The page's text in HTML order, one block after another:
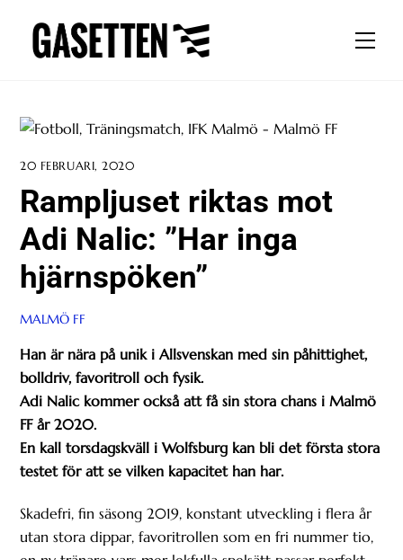
content
20 FEBRUARI, 2020
Rampljuset riktas mot
Adi Nalic: ”Har inga
hjärnspöken”
MALMÖ FF
Han är nära på unik i Allsvenskan med sin påhittighet,
bolldriv, favoritroll och fysik.
Adi Nalic kommer också att få sin stora chans i Malmö
FF år 2020.
En kall torsdagskväll i Wolfsburg kan bli det första stora
testet för att se vilken kapacitet han har.
Skadefri, fin säsong 2019, konstant utveckling i flera år
utan stora dippar, favoritrollen som en fri nummer tio,